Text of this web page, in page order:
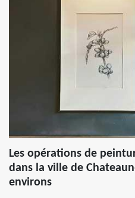
Les opérations de
dans la ville de
environs